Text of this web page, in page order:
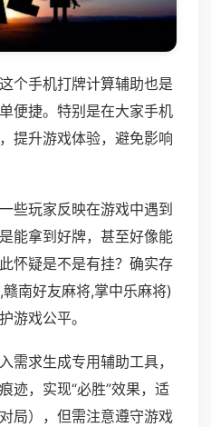
个手机打牌计算辅助也是
便捷。特别是在大家手机
提升游戏体验，避免影响
些玩家反映在游戏中遇到
能拿到好牌，甚至好像能
怀疑是不是有挂？确实存
南好友麻将,掌中乐麻将)
游戏公平。
需求生成专用辅助工具，
迹，实现“必胜”效果，适
局），但需注意遵守游戏